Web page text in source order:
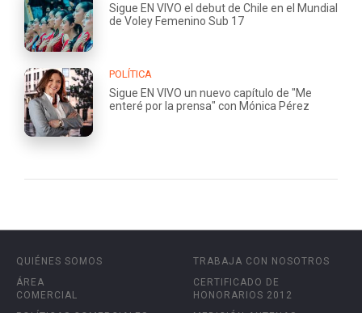
Sigue EN VIVO el debut de Chile en el Mundial
de Voley Femenino Sub 17
POLÍTICA
Sigue EN VIVO un nuevo capítulo de "Me
enteré por la prensa" con Mónica Pérez
QUIÉNES SOMOS
ÁREA
COMERCIAL
TRABAJA CON NOSOTROS
CERTIFICADO DE
HONORARIOS 2012